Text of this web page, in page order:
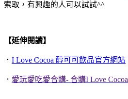
索取，有興趣的人可以試試^^
【延伸閱讀】
． I Love Cocoa 醇可可飲品官方網站
． 愛玩愛吃愛合購- 合購I Love Cocoa